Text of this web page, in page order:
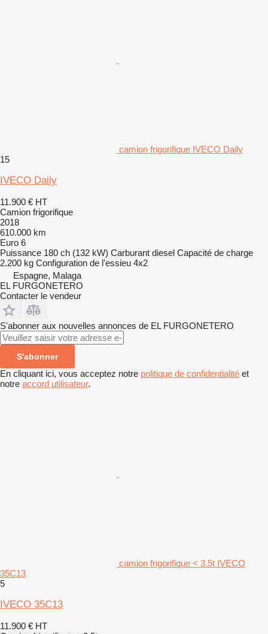
camion frigorifique IVECO Daily
15
IVECO Daily
11.900 € HT
Camion frigorifique
2018
610.000 km
Euro 6
Puissance 180 ch (132 kW) Carburant diesel Capacité de charge
2.200 kg Configuration de l'essieu 4x2
Espagne, Malaga
EL FURGONETERO
Contacter le vendeur
S'abonner aux nouvelles annonces de EL FURGONETERO
S'abonner
En cliquant ici, vous acceptez notre politique de confidentialité et
notre accord utilisateur.
camion frigorifique < 3.5t IVECO
35C13
5
IVECO 35C13
11.900 € HT